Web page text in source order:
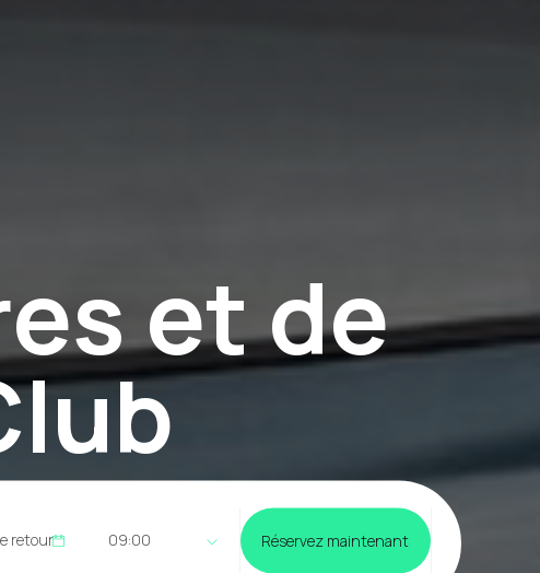
et de
09:00 Réservez maintenant